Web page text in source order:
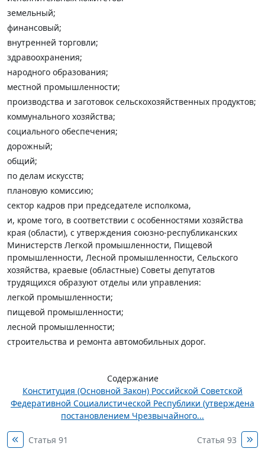
земельный;
финансовый;
внутренней торговли;
здравоохранения;
народного образования;
местной промышленности;
производства и заготовок сельскохозяйственных продуктов;
коммунального хозяйства;
социального обеспечения;
дорожный;
общий;
по делам искусств;
плановую комиссию;
сектор кадров при председателе исполкома,
и, кроме того, в соответствии с особенностями хозяйства
края (области), с утверждения союзно-республиканских
Министерств Легкой промышленности, Пищевой
промышленности, Лесной промышленности, Сельского
хозяйства, краевые (областные) Советы депутатов
трудящихся образуют отделы или управления:
легкой промышленности;
пищевой промышленности;
лесной промышленности;
строительства и ремонта автомобильных дорог.
Содержание
Конституция (Основной Закон) Российской Советской
Федеративной Социалистической Республики (утверждена
постановлением Чрезвычайного...
Статья 91 Статья 93